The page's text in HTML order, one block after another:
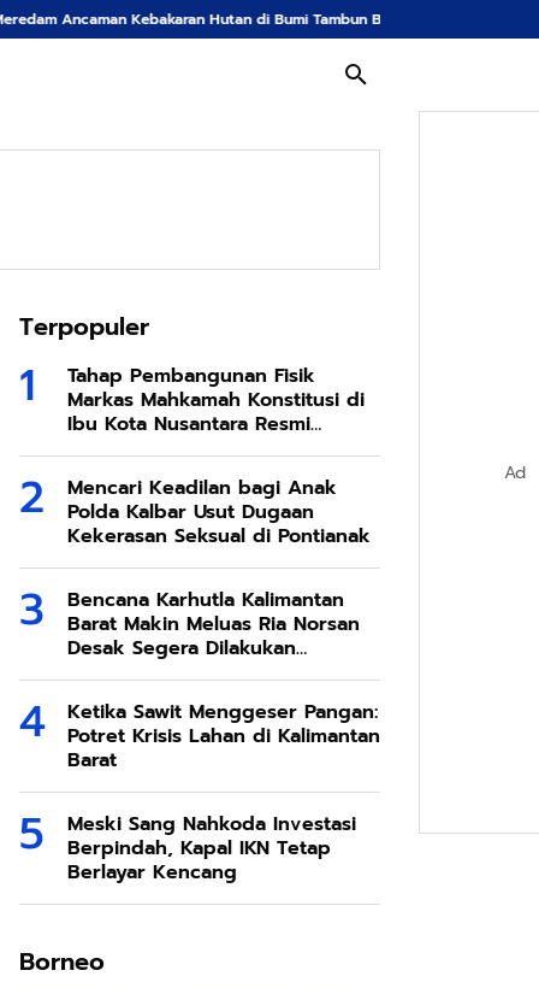
Hutan di Bumi Tambun Bungai Langkah Tegas Kepolisian
Terpopuler
Tahap Pembangunan Fisik
Markas Mahkamah Konstitusi di
Ibu Kota Nusantara Resmi
Dimulai
Mencari Keadilan bagi Anak
Polda Kalbar Usut Dugaan
Kekerasan Seksual di Pontianak
Bencana Karhutla Kalimantan
Barat Makin Meluas Ria Norsan
Desak Segera Dilakukan
Modifikasi Cuaca
Ketika Sawit Menggeser Pangan:
Potret Krisis Lahan di Kalimantan
Barat
Meski Sang Nahkoda Investasi
Berpindah, Kapal IKN Tetap
Berlayar Kencang
Borneo
Ad